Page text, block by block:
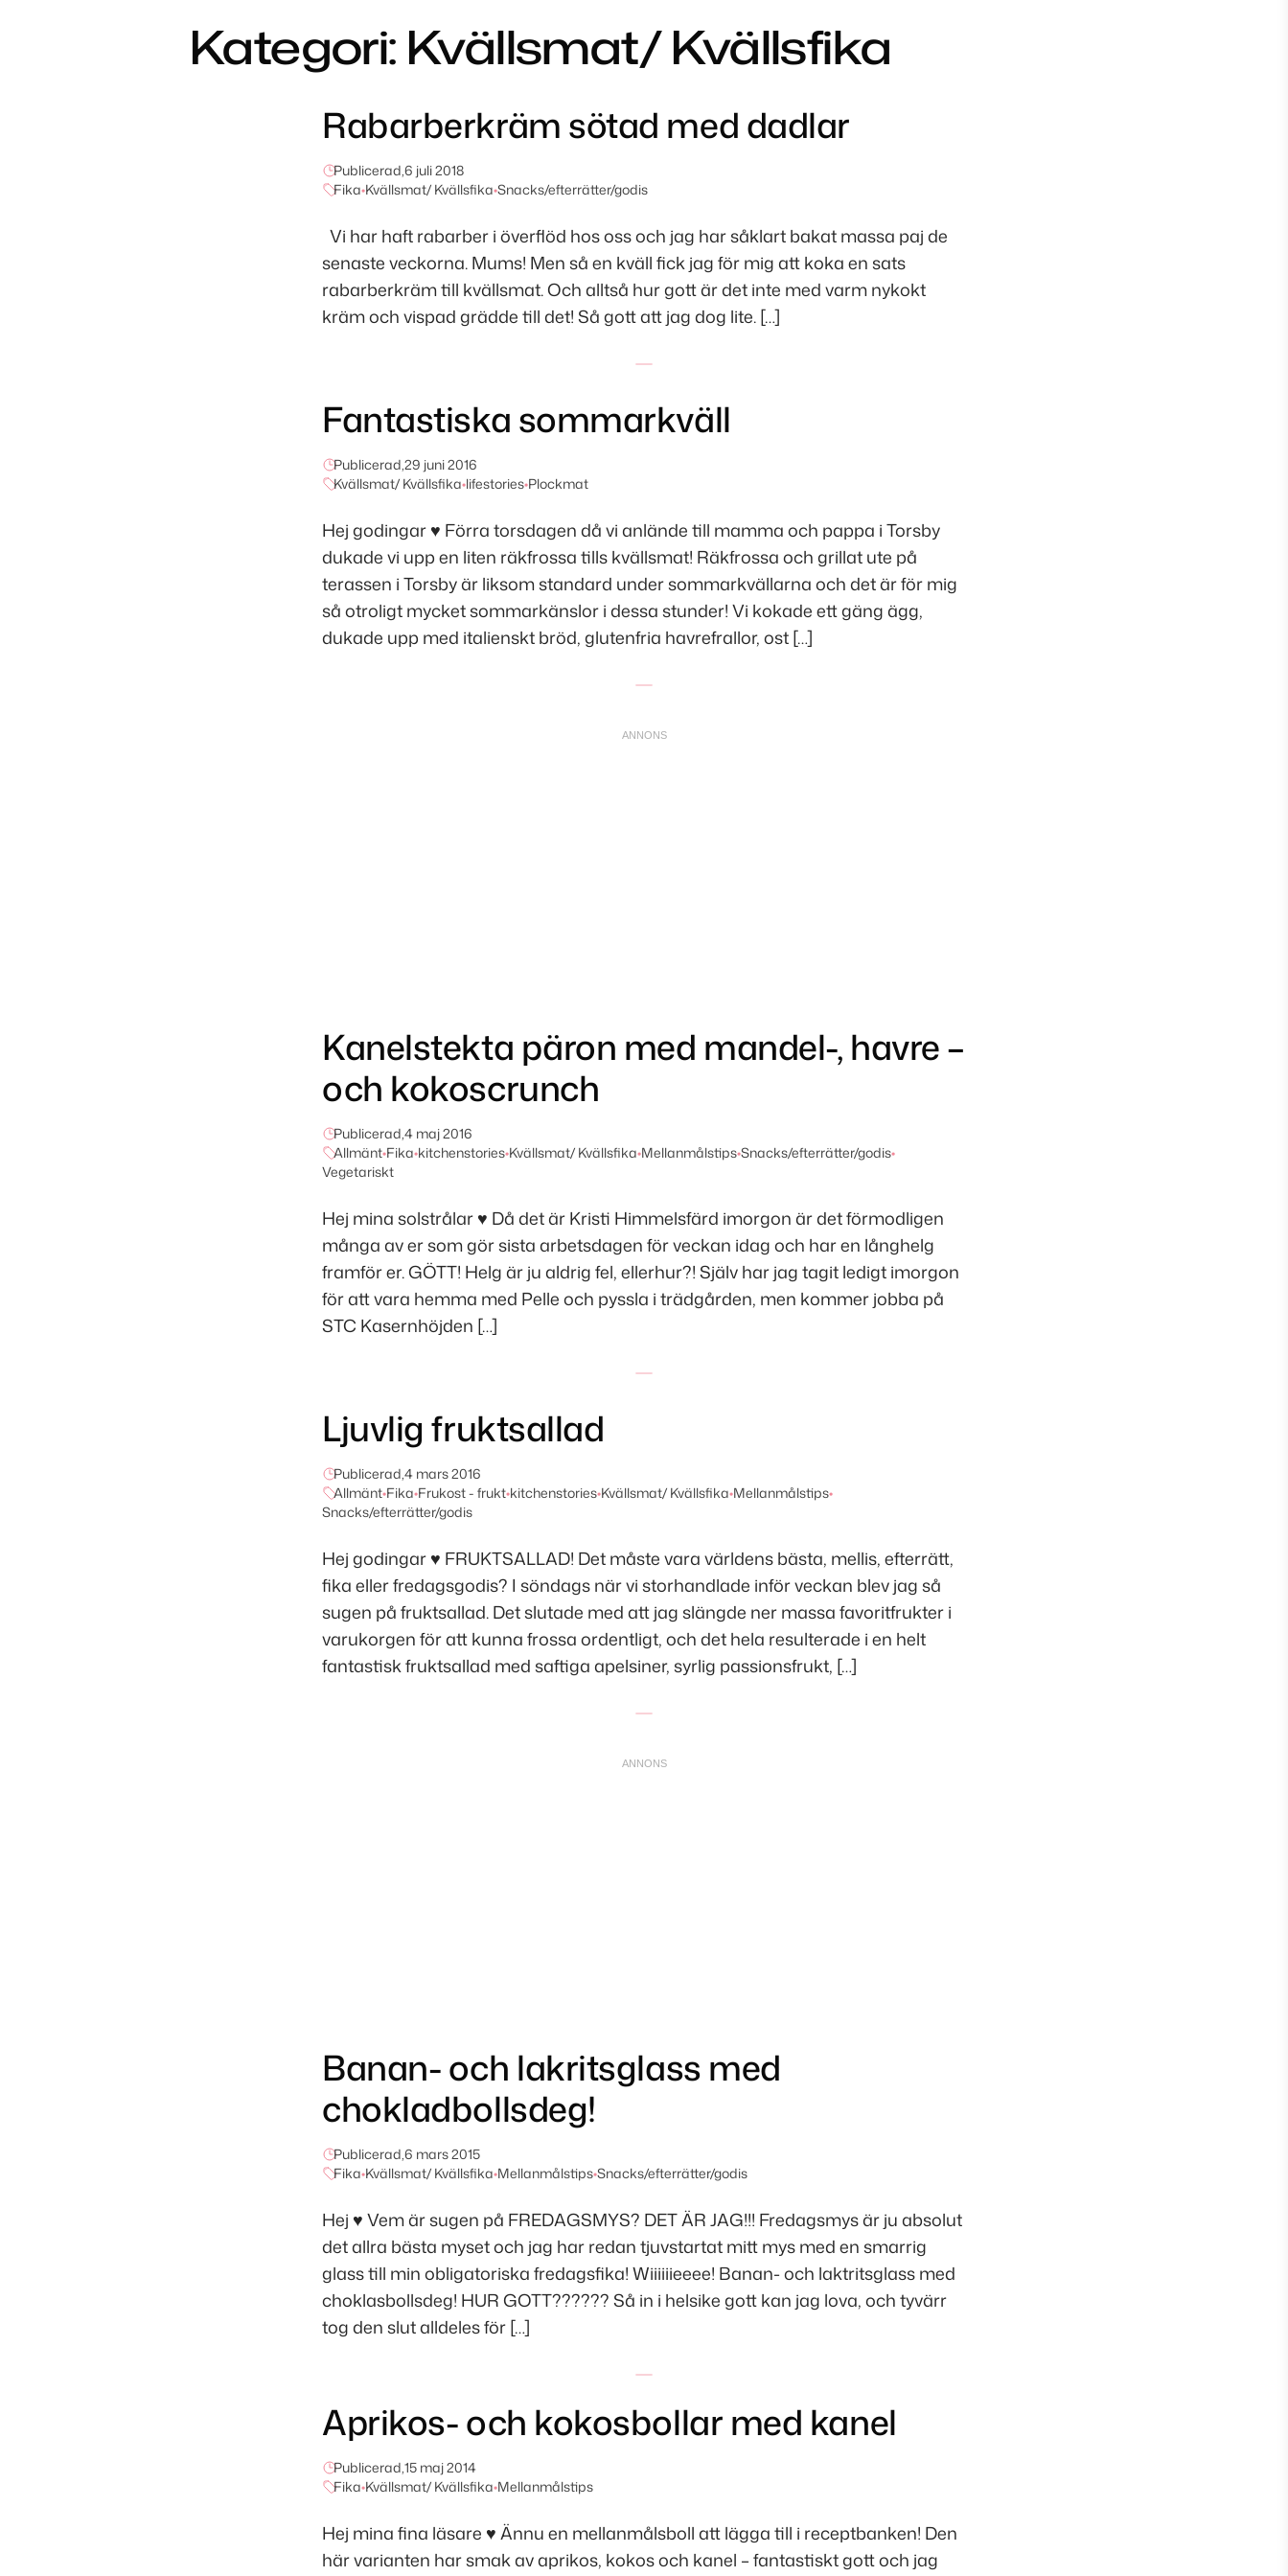
Kategori: Kvällsmat/ Kvällsfika
Rabarberkräm sötad med dadlar
Publicerad,6 juli 2018
Fika•Kvällsmat/ Kvällsfika•Snacks/efterrätter/godis
Vi har haft rabarber i överflöd hos oss och jag har såklart bakat massa paj de
senaste veckorna. Mums! Men så en kväll fick jag för mig att koka en sats
rabarberkräm till kvällsmat. Och alltså hur gott är det inte med varm nykokt
kräm och vispad grädde till det! Så gott att jag dog lite. […]
Fantastiska sommarkväll
Publicerad,29 juni 2016
Kvällsmat/ Kvällsfika•lifestories•Plockmat
Hej godingar ♥ Förra torsdagen då vi anlände till mamma och pappa i Torsby
dukade vi upp en liten räkfrossa tills kvällsmat! Räkfrossa och grillat ute på
terassen i Torsby är liksom standard under sommarkvällarna och det är för mig
så otroligt mycket sommarkänslor i dessa stunder! Vi kokade ett gäng ägg,
dukade upp med italienskt bröd, glutenfria havrefrallor, ost […]
Kanelstekta päron med mandel-, havre –
och kokoscrunch
Publicerad,4 maj 2016
Allmänt•Fika•kitchenstories•Kvällsmat/ Kvällsfika•Mellanmålstips•Snacks/efterrätter/godis•
Vegetariskt
Hej mina solstrålar ♥ Då det är Kristi Himmelsfärd imorgon är det förmodligen
många av er som gör sista arbetsdagen för veckan idag och har en långhelg
framför er. GÖTT! Helg är ju aldrig fel, ellerhur?! Själv har jag tagit ledigt imorgon
för att vara hemma med Pelle och pyssla i trädgården, men kommer jobba på
STC Kasernhöjden […]
Ljuvlig fruktsallad
Publicerad,4 mars 2016
Allmänt•Fika•Frukost - frukt•kitchenstories•Kvällsmat/ Kvällsfika•Mellanmålstips•
Snacks/efterrätter/godis
Hej godingar ♥ FRUKTSALLAD! Det måste vara världens bästa, mellis, efterrätt,
fika eller fredagsgodis? I söndags när vi storhandlade inför veckan blev jag så
sugen på fruktsallad. Det slutade med att jag slängde ner massa favoritfrukter i
varukorgen för att kunna frossa ordentligt, och det hela resulterade i en helt
fantastisk fruktsallad med saftiga apelsiner, syrlig passionsfrukt, […]
Banan- och lakritsglass med
chokladbollsdeg!
Publicerad,6 mars 2015
Fika•Kvällsmat/ Kvällsfika•Mellanmålstips•Snacks/efterrätter/godis
Hej ♥ Vem är sugen på FREDAGSMYS? DET ÄR JAG!!! Fredagsmys är ju absolut
det allra bästa myset och jag har redan tjuvstartat mitt mys med en smarrig
glass till min obligatoriska fredagsfika! Wiiiiiieeee! Banan- och laktritsglass med
choklasbollsdeg! HUR GOTT?????? Så in i helsike gott kan jag lova, och tyvärr
tog den slut alldeles för […]
Aprikos- och kokosbollar med kanel
Publicerad,15 maj 2014
Fika•Kvällsmat/ Kvällsfika•Mellanmålstips
Hej mina fina läsare ♥Ännu en mellanmålsboll att lägga till i receptbanken! Den
här varianten har smak av aprikos, kokos och kanel – fantastiskt gott och jag